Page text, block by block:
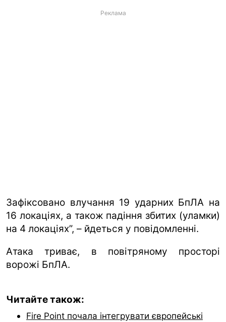
Реклама
Зафіксовано влучання 19 ударних БпЛА на
16 локаціях, а також падіння збитих (уламки)
на 4 локаціях”, – йдеться у повідомленні.
Атака триває, в повітряному просторі
ворожі БпЛА.
Читайте також:
Fire Point почала інтегрувати європейські